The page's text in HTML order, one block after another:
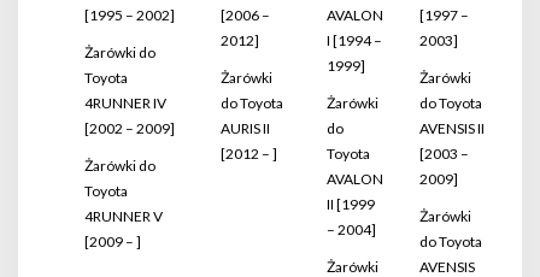
[1995 – 2002]
Żarówki do
Toyota
4RUNNER IV
[2002 – 2009]
Żarówki do
Toyota
4RUNNER V
[2009 – ]
[2006 –
2012]
Żarówki
do Toyota
AURIS II
[2012 – ]
AVALON
I [1994 –
1999]
Żarówki
do
Toyota
AVALON
II [1999
– 2004]
Żarówki
[1997 –
2003]
Żarówki
do Toyota
AVENSIS II
[2003 –
2009]
Żarówki
do Toyota
AVENSIS